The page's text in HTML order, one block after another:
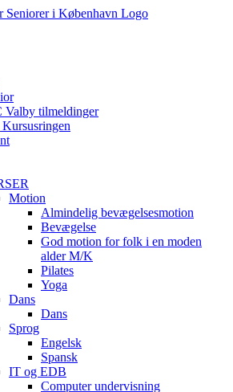
Valby tilmeldinger
Motion
Almindelig bevægelsesmotion
Bevægelse
God motion for folk i en moden
alder M/K
Pilates
Yoga
Dans
Dans
Sprog
Engelsk
Spansk
IT og EDB
Computer undervisning